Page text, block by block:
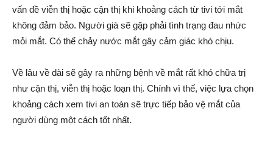
vấn đề viễn thị hoặc cận thị khi khoảng cách từ tivi tới mắt
không đảm bảo. Người già sẽ gặp phải tình trạng đau nhức
mỏi mắt. Có thể chảy nước mắt gây cảm giác khó chịu.
Về lâu về dài sẽ gây ra những bệnh về mắt rất khó chữa trị
như cận thị, viễn thị hoặc loạn thị. Chính vì thế, việc lựa chọn
khoảng cách xem tivi an toàn sẽ trực tiếp bảo vệ mắt của
người dùng một cách tốt nhất.